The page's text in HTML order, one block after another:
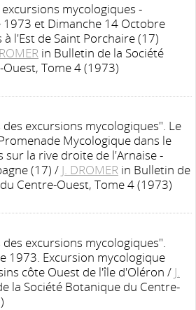
mycologiques -
et Dimanche 14 Octobre
l'Est de Saint Porchaire (17)
in Bulletin de la Société
Tome 4 (1973)
excursions mycologiques". Le
Mycologique dans le
sur la rive droite de l'Arnaise -
(17) / J. DROMER in Bulletin de
Centre-Ouest, Tome 4 (1973)
excursions mycologiques".
1973. Excursion mycologique
côte Ouest de l'île d'Oléron / J.
la Société Botanique du Centre-